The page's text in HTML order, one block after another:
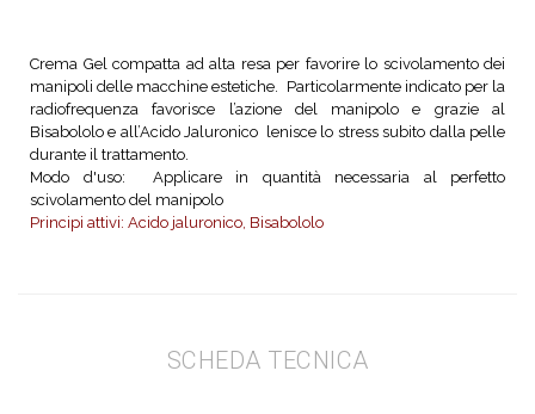
Crema Gel compatta ad alta resa per favorire lo scivolamento dei
manipoli delle macchine estetiche. Particolarmente indicato per la
radiofrequenza favorisce l’azione del manipolo e grazie al
Bisabololo e all’Acido Jaluronico lenisce lo stress subito dalla pelle
durante il trattamento.
Modo d'uso: Applicare in quantità necessaria al perfetto
scivolamento del manipolo
Principi attivi: Acido jaluronico, Bisabololo
SCHEDA TECNICA